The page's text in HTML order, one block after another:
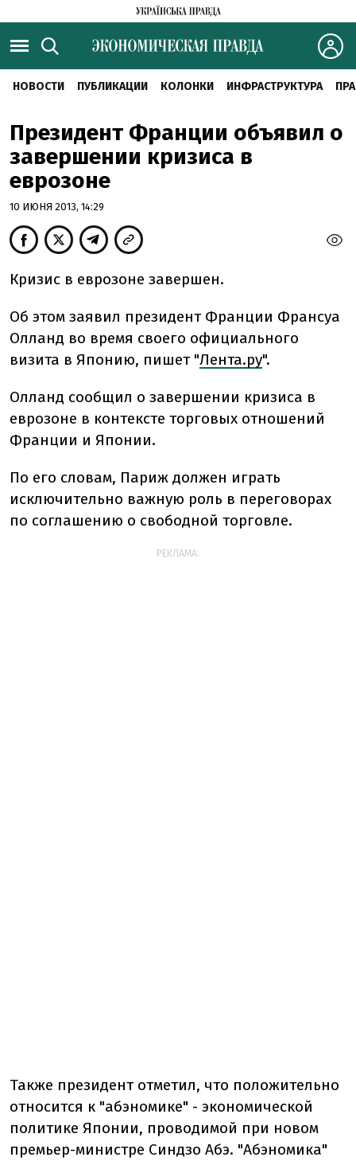
НОВОСТИ ПУБЛИКАЦИИ КОЛОНКИ ИНФРАСТРУКТУРА
Президент Франции объявил о
завершении кризиса в
еврозоне
10 ИЮНЯ 2013, 14:29
Кризис в еврозоне завершен.
Об этом заявил президент Франции Франсуа
Олланд во время своего официального
визита в Японию, пишет "Лента.ру".
Олланд сообщил о завершении кризиса в
еврозоне в контексте торговых отношений
Франции и Японии.
По его словам, Париж должен играть
исключительно важную роль в переговорах
по соглашению о свободной торговле.
РЕКЛАМА:
Также президент отметил, что положительно
относится к "абэномике" - экономической
политике Японии, проводимой при новом
премьер-министре Синдзо Абэ. "Абэномика"